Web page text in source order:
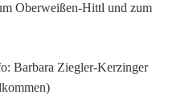
Oberweißen-Hittl und zum
Barbara Ziegler-Kerzinger